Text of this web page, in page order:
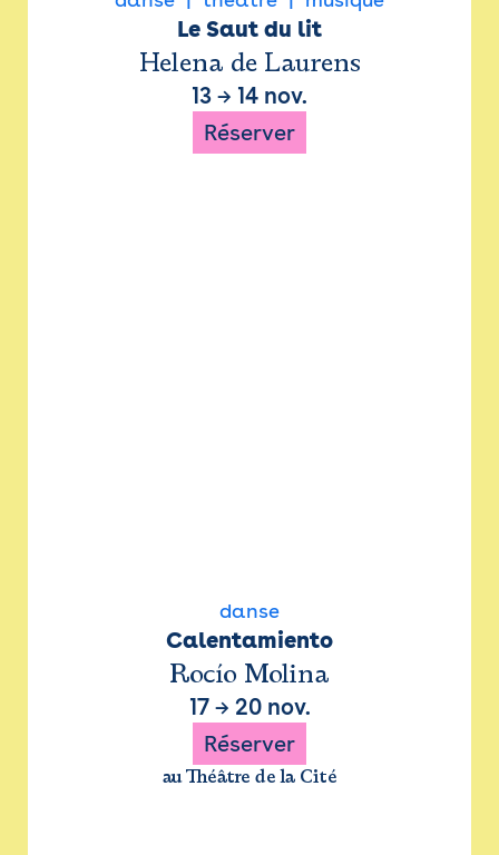
Le Saut du lit
Helena de Laurens
13 → 14 nov.
Réserver
danse
Calentamiento
Rocío Molina
17→ 20 nov.
Réserver
au Théâtre de la Cité